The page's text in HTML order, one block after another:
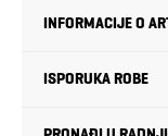
INFORMACIJE O
ISPORUKA ROBE